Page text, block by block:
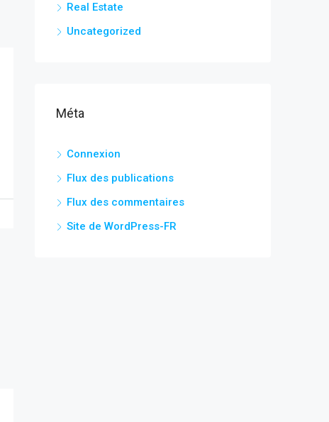
Real Estate
Uncategorized
Méta
Connexion
Flux des publications
Flux des commentaires
Site de WordPress-FR